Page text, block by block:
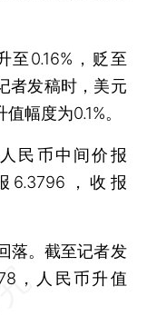
0.16%，贬至
者发稿时，美元
幅度为0.1%。
民币中间价报
6.3796，收报
。截至记者发
，人民币升值